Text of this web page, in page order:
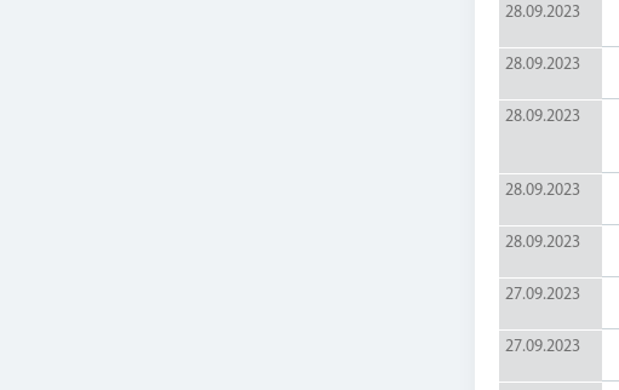
28.09.2023
28.09.2023
28.09.2023
28.09.2023
28.09.2023
27.09.2023
27.09.2023